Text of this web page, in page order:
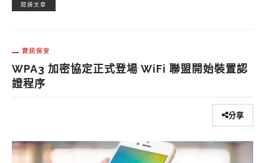
閱讀文章
資訊保安
WPA3 加密協定正式登場 WiFi 聯盟開始裝置認
證程序
分享